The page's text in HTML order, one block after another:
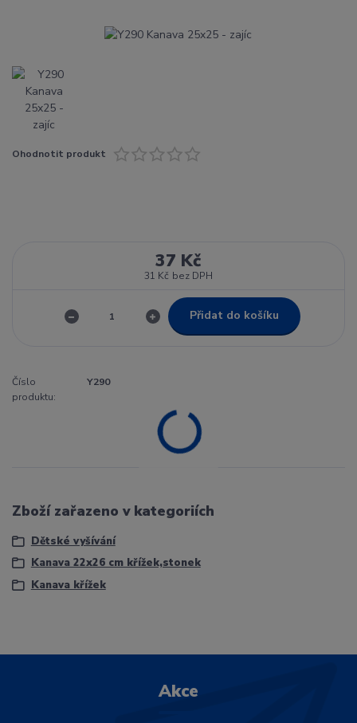
Ohodnotit produkt
37 Kč
31 Kč bez DPH
Přidat do košíku
Číslo
produktu:
Y290
Zboží zařazeno v kategoriích
Dětské vyšívání
Kanava 22x26 cm křížek,stonek
Kanava křížek
Akce